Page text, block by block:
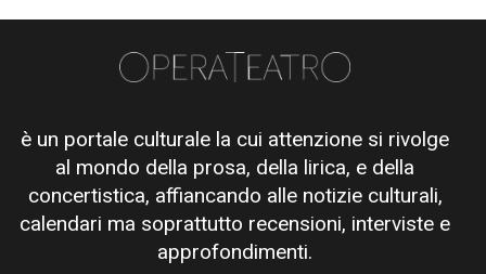
è un portale culturale la cui attenzione si rivolge
al mondo della prosa, della lirica, e della
concertistica, affiancando alle notizie culturali,
calendari ma soprattutto recensioni, interviste e
approfondimenti.